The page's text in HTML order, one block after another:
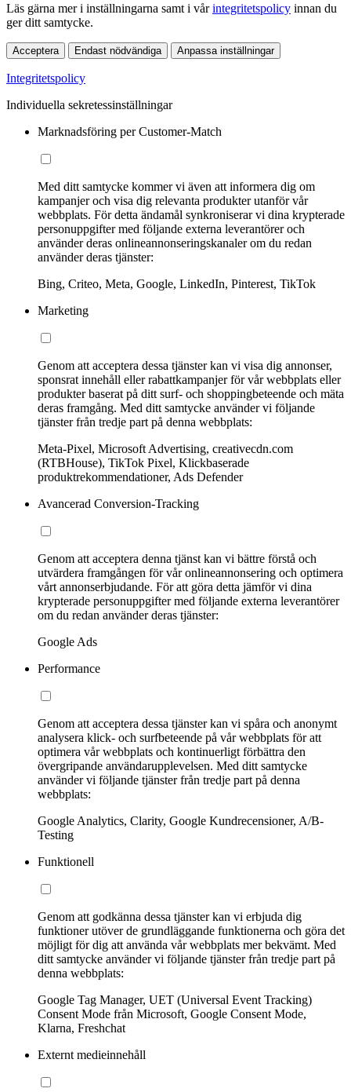
Läs gärna mer i inställningarna samt i vårintegritetspolicy innan du
ger ditt samtycke.
Acceptera Endast nödvändiga Anpassa inställningar
Integritetspolicy
Individuella sekretessinställningar
Marknadsföring per Customer-Match
Med ditt samtycke kommer vi även att informera dig om
kampanjer och visa dig relevanta produkter utanför vår
webbplats. För detta ändamål synkroniserar vi dina krypterade
personuppgifter med följande externa leverantörer och
använder deras onlineannonseringskanaler om du redan
använder deras tjänster:
Bing, Criteo, Meta, Google, LinkedIn, Pinterest, TikTok
Marketing
Genom att acceptera dessa tjänster kan vi visa dig annonser,
sponsrat innehåll eller rabattkampanjer för vår webbplats eller
produkter baserat på ditt surf- och shoppingbeteende och mäta
deras framgång. Med ditt samtycke använder vi följande
tjänster från tredje part på denna webbplats:
Meta-Pixel, Microsoft Advertising, creativecdn.com
(RTBHouse), TikTok Pixel, Klickbaserade
produktrekommendationer, Ads Defender
Avancerad Conversion-Tracking
Genom att acceptera denna tjänst kan vi bättre förstå och
utvärdera framgången för vår onlineannonsering och optimera
vårt annonserbjudande. För att göra detta jämför vi dina
krypterade personuppgifter med följande externa leverantörer
om du redan använder deras tjänster:
Google Ads
Performance
Genom att acceptera dessa tjänster kan vi spåra och anonymt
analysera klick- och surfbeteende på vår webbplats för att
optimera vår webbplats och kontinuerligt förbättra den
övergripande användarupplevelsen. Med ditt samtycke
använder vi följande tjänster från tredje part på denna
webbplats:
Google Analytics, Clarity, Google Kundrecensioner, A/B-
Testing
Funktionell
Genom att godkänna dessa tjänster kan vi erbjuda dig
funktioner utöver de grundläggande funktionerna och göra det
möjligt för dig att använda vår webbplats mer bekvämt. Med
ditt samtycke använder vi följande tjänster från tredje part på
denna webbplats:
Google Tag Manager, UET (Universal Event Tracking)
Consent Mode från Microsoft, Google Consent Mode,
Klarna, Freshchat
Externt medieinnehåll